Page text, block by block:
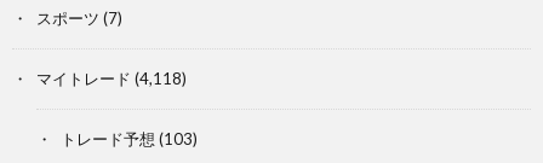
スポーツ (7)
マイトレード (4,118)
トレード予想 (103)